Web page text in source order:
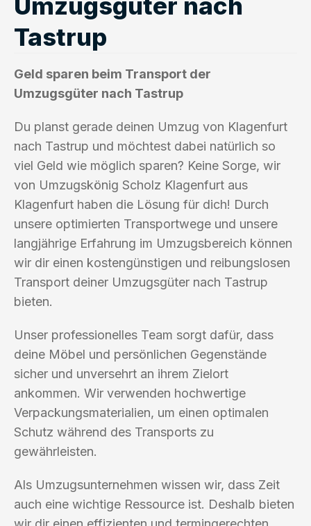
Tastrup
Geld sparen beim Transport der
Umzugsgüter nach Tastrup
Du planst gerade deinen Umzug von Klagenfurt
nach Tastrup und möchtest dabei natürlich so
viel Geld wie möglich sparen? Keine Sorge, wir
von Umzugskönig Scholz Klagenfurt aus
Klagenfurt haben die Lösung für dich! Durch
unsere optimierten Transportwege und unsere
langjährige Erfahrung im Umzugsbereich können
wir dir einen kostengünstigen und reibungslosen
Transport deiner Umzugsgüter nach Tastrup
bieten.
Unser professionelles Team sorgt dafür, dass
deine Möbel und persönlichen Gegenstände
sicher und unversehrt an ihrem Zielort
ankommen. Wir verwenden hochwertige
Verpackungsmaterialien, um einen optimalen
Schutz während des Transports zu
gewährleisten.
Als Umzugsunternehmen wissen wir, dass Zeit
auch eine wichtige Ressource ist. Deshalb bieten